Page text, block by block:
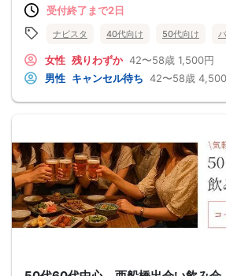
受付終了まで2日
ナビスタ 40代向け 50代向け
女性 残りわずか 42〜58歳 1,500円
男性 キャンセル待ち 42〜58歳